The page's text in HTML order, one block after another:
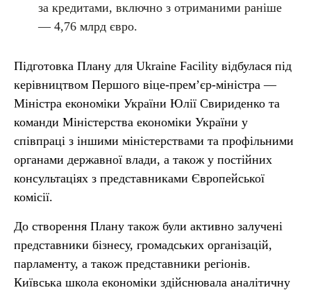
за кредитами, включно з отриманими раніше
— 4,76 млрд євро.
Підготовка Плану для Ukraine Facility відбулася під
керівництвом Першого віце-прем’єр-міністра —
Міністра економіки України Юлії Свириденко та
команди Міністерства економіки України у
співпраці з іншими міністерствами та профільними
органами державної влади, а також у постійних
консультаціях з представниками Європейської
комісії.
До створення Плану також були активно залучені
представники бізнесу, громадських організацій,
парламенту, а також представники регіонів.
Київська школа економіки здійснювала аналітичну